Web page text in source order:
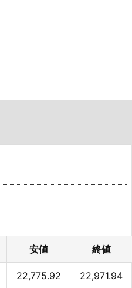
安値 終値
22,775.92 22,971.94